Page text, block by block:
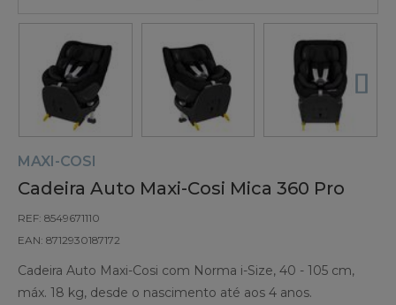
MAXI-COSI
Cadeira Auto Maxi-Cosi Mica 360 Pro
REF: 8549671110
EAN: 8712930187172
Cadeira Auto Maxi-Cosi com Norma i-Size, 40 - 105 cm,
máx. 18 kg, desde o nascimento até aos 4 anos.